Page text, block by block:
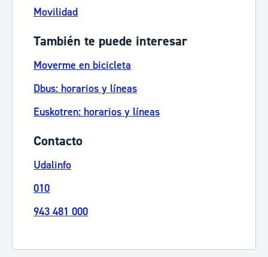
Movilidad
También te puede interesar
Moverme en bicicleta
Dbus: horarios y líneas
Euskotren: horarios y líneas
Contacto
Udalinfo
010
943 481 000